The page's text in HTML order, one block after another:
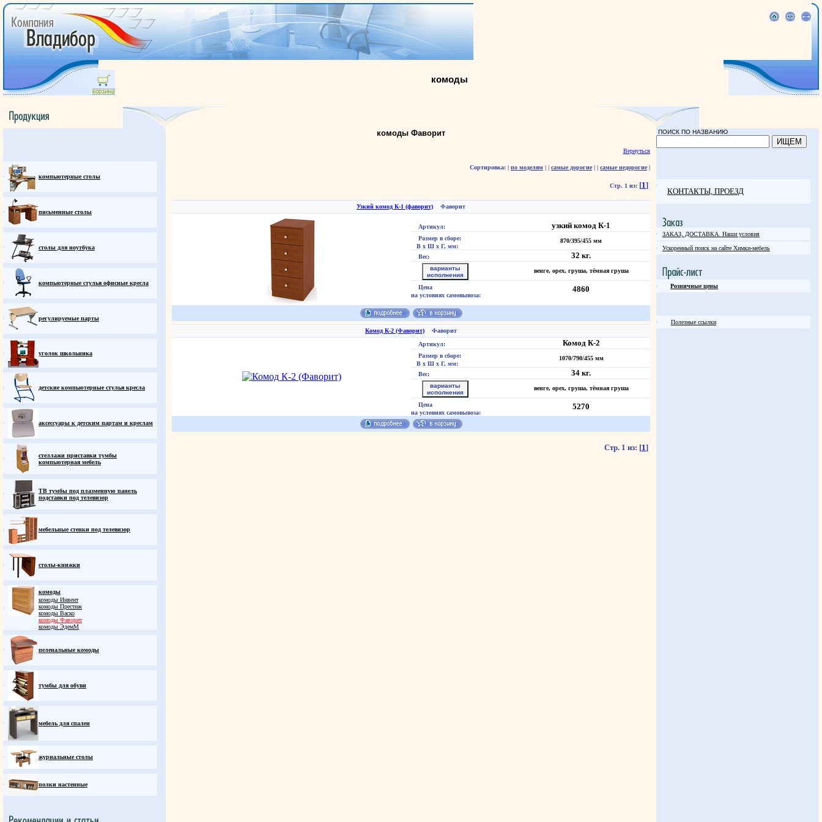
комоды
компьютерные столы
письменные столы
столы для ноутбука
компьютерные стулья офисные кресла
регулируемые парты
уголок школьника
детские компьютерные стулья кресла
аксессуары к детским партам и креслам
стеллажи приставки тумбы
компьютерная мебель
ТВ тумбы под плазменную панель
подставки под телевизор
мебельные стенки под телевизор
столы-книжки
комоды
комоды Инвент
комоды Престиж
комоды Васко
комоды Фаворит
комоды ЭдемM
пеленальные комоды
тумбы для обуви
мебель для спален
журнальные столы
полки настенные
комоды Фаворит
Вернуться
Сортировка: | по моделям | | самые дорогие | | самые недорогие |
Стр. 1 из: [1]
Узкий комод К-1 (фаворит) Фаворит
Артикул: узкий комод К-1
Размер в сборе:
В х Ш х Г, мм:
870/395/455 мм
Вес: 32 кг.
варианты
исполнения
венге, орех, груша, тёмная груша
Цена
на условиях самовывоза:
4860
Комод К-2 (Фаворит)
Фаворит
Артикул:
Комод К-2
Размер в сборе:
В х Ш х Г, мм:
1070/790/455 мм
Вес: 34 кг.
варианты
исполнения
венге, орех, груша, тёмная груша
Цена
на условиях самовывоза:
5270
Стр. 1 из: [1]
ПОИСК ПО НАЗВАНИЮ
КОНТАКТЫ, ПРОЕЗД
ЗАКАЗ, ДОСТАВКА. Наши условия
Ускоренный поиск на сайте Химки-мебель
Розничные цены
Полезные ссылки